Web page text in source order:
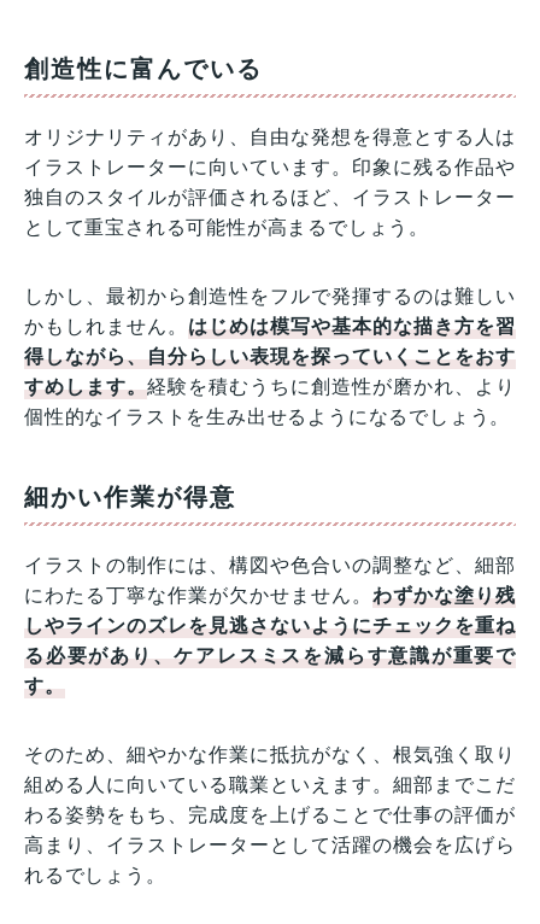
創造性に富んでいる
オリジナリティがあり、自由な発想を得意とする人は
イラストレーターに向いています。印象に残る作品や
独自のスタイルが評価されるほど、イラストレーター
として重宝される可能性が高まるでしょう。
しかし、最初から創造性をフルで発揮するのは難しい
かもしれません。はじめは模写や基本的な描き方を習
得しながら、自分らしい表現を探っていくことをおす
すめします。経験を積むうちに創造性が磨かれ、より
個性的なイラストを生み出せるようになるでしょう。
細かい作業が得意
イラストの制作には、構図や色合いの調整など、細部
にわたる丁寧な作業が欠かせません。わずかな塗り残
しやラインのズレを見逃さないようにチェックを重ね
る必要があり、ケアレスミスを減らす意識が重要で
す。
そのため、細やかな作業に抵抗がなく、根気強く取り
組める人に向いている職業といえます。細部までこだ
わる姿勢をもち、完成度を上げることで仕事の評価が
高まり、イラストレーターとして活躍の機会を広げら
れるでしょう。